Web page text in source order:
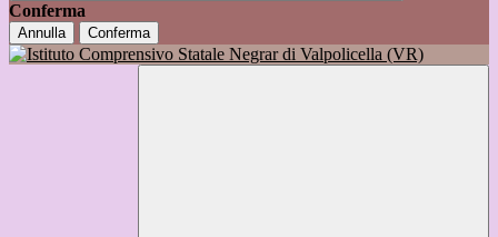
Conferma
Annulla Conferma